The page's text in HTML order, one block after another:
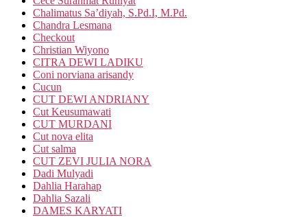
Chalimatus Sa’diyah, S.Pd.I, M.Pd.
Chandra Lesmana
Checkout
Christian Wiyono
CITRA DEWI LADIKU
Coni norviana arisandy
Cucun
CUT DEWI ANDRIANY
Cut Keusumawati
CUT MURDANI
Cut nova elita
Cut salma
CUT ZEVI JULIA NORA
Dadi Mulyadi
Dahlia Harahap
Dahlia Sazali
DAMES KARYATI